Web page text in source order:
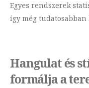
Egyes rendszerek
így még
Hangulat és
formálja a